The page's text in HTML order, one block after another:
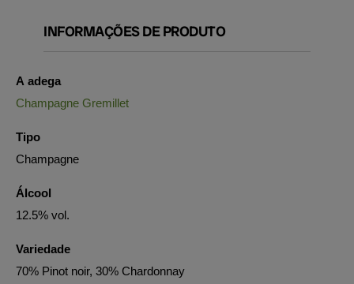
INFORMAÇÕES DE PRODUTO
A adega
Champagne Gremillet
Tipo
Champagne
Álcool
12.5% vol.
Variedade
70% Pinot noir, 30% Chardonnay